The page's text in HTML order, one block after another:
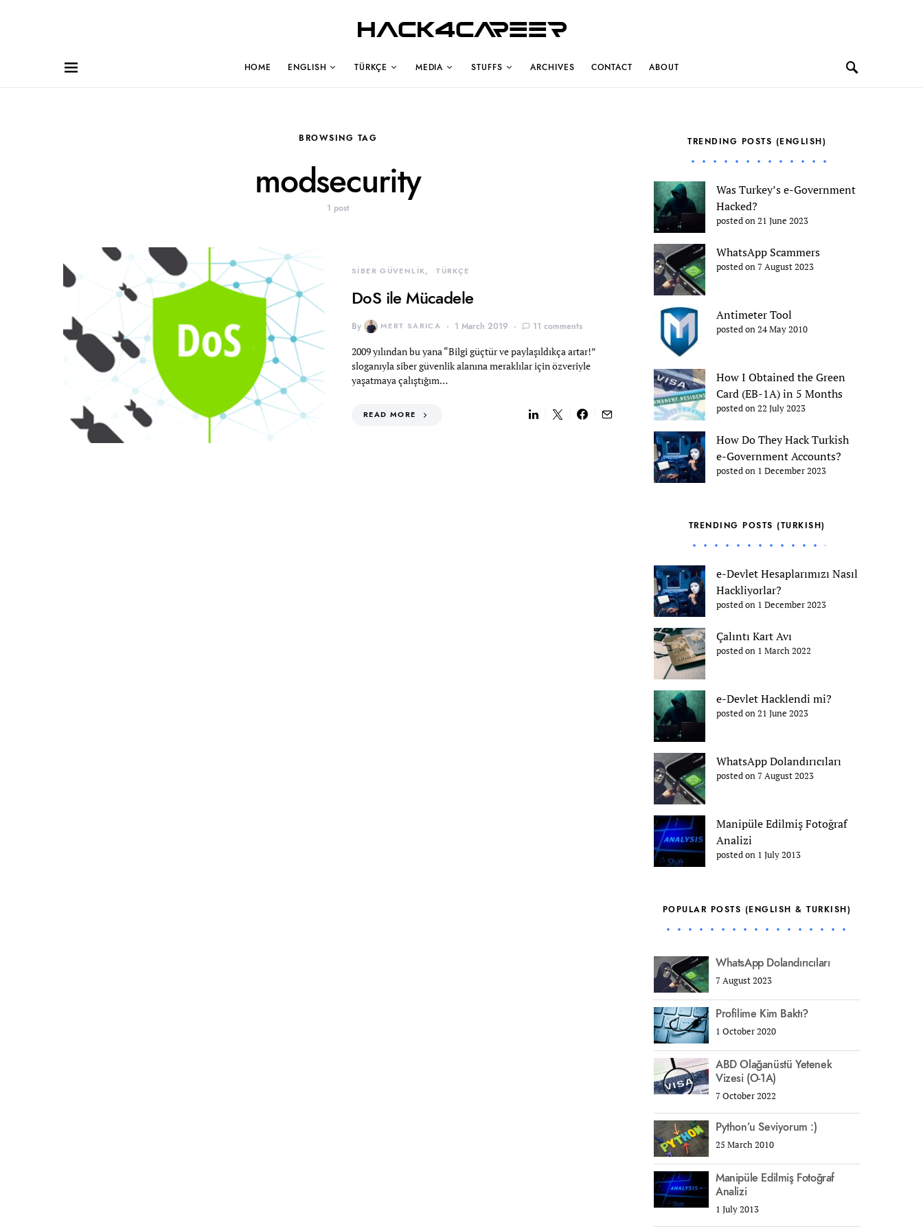
Hack4Career
HOME ENGLISH TÜRKÇE MEDIA STUFFS ARCHIVES CONTACT ABOUT
BROWSING TAG
modsecurity
1 post
SİBER GÜVENLİK TÜRKÇE
DoS ile Mücadele
By MERT SARICA 1 March 2019 11 comments
2009 yılından bu yana “Bilgi güçtür ve paylaşıldıkça artar!”
sloganıyla siber güvenlik alanına meraklılar için özveriyle
yaşatmaya çalıştığım…
READ MORE
TRENDING POSTS (ENGLISH)
Was Turkey’s e-Government
Hacked?
posted on 21 June 2023
WhatsApp Scammers
posted on 7 August 2023
Antimeter Tool
posted on 24 May 2010
How I Obtained the Green
Card (EB-1A) in 5 Months
posted on 22 July 2023
How Do They Hack Turkish
e-Government Accounts?
posted on 1 December 2023
TRENDING POSTS (TURKISH)
e-Devlet Hesaplarımızı Nasıl
Hackliyorlar?
posted on 1 December 2023
Çalıntı Kart Avı
posted on 1 March 2022
e-Devlet Hacklendi mi?
posted on 21 June 2023
WhatsApp Dolandırıcıları
posted on 7 August 2023
Manipüle Edilmiş Fotoğraf
Analizi
posted on 1 July 2013
POPULAR POSTS (ENGLISH & TURKISH)
WhatsApp Dolandırıcıları
7 August 2023
Profilime Kim Baktı?
1 October 2020
ABD Olağanüstü Yetenek
Vizesi (O-1A)
7 October 2022
Python’u Seviyorum :)
25 March 2010
Manipüle Edilmiş Fotoğraf
Analizi
1 July 2013